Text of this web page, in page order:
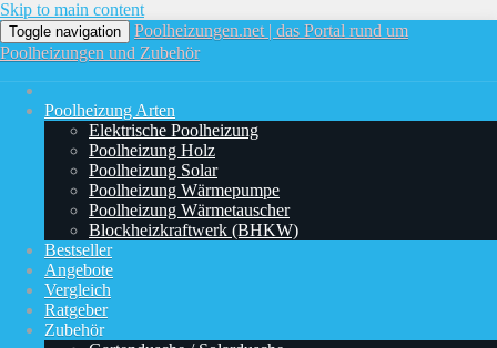
Skip to main content
Toggle navigation
Poolheizungen.net | das Portal rund um
Poolheizungen und Zubehör
Poolheizung Arten
Elektrische Poolheizung
Poolheizung Holz
Poolheizung Solar
Poolheizung Wärmepumpe
Poolheizung Wärmetauscher
Blockheizkraftwerk (BHKW)
Bestseller
Angebote
Vergleich
Ratgeber
Zubehör